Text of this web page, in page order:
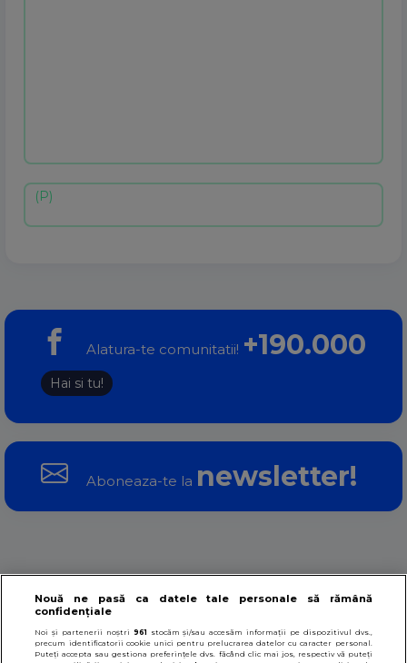
Alatura-te comunitatii! +190.000
Hai si tu!
Aboneaza-te la newsletter!
Despre noi Contact Termeni si conditii
Politica datelor personale Politica cookies
Nouă ne pasă ca datele tale personale să rămână
confidențiale
Noi și partenerii noștri 961 stocăm și/sau accesăm informații pe dispozitivul dvs.,
precum identificatorii cookie unici pentru prelucrarea datelor cu caracter personal.
Puteți accepta sau gestiona preferințele dvs. făcând clic mai jos, respectiv vă puteți